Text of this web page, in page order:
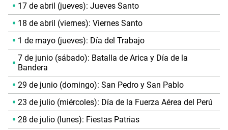
17 de abril (jueves): Jueves Santo
18 de abril (viernes): Viernes Santo
1 de mayo (jueves): Día del Trabajo
7 de junio (sábado): Batalla de Arica y Día de la
Bandera
29 de junio (domingo): San Pedro y San Pablo
23 de julio (miércoles): Día de la Fuerza Aérea del Perú
28 de julio (lunes): Fiestas Patrias